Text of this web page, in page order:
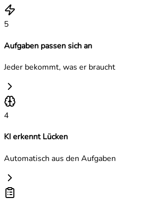
5
Aufgaben passen sich an
Jeder bekommt, was er braucht
4
KI erkennt Lücken
Automatisch aus den Aufgaben